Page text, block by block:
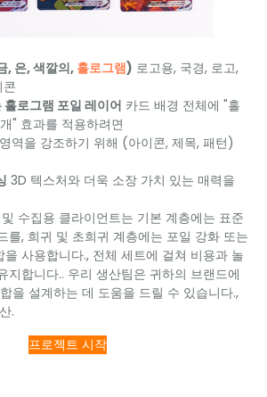
, 은, 색깔의, 홀로그램) 로고용, 국경, 로고,
홀로그램 포일 레이어 카드 배경 전체에 "홀
" 효과를 적용하려면
역을 강조하기 위해 (아이콘, 제목, 패턴)
3D 텍스처와 더욱 소장 가치 있는 매력을
수집용 클라이언트는 기본 계층에는 표준
를, 희귀 및 초희귀 계층에는 포일 강화 또는
사용합니다., 전체 세트에 걸쳐 비용과 놀
지합니다.. 우리 생산팀은 귀하의 브랜드에
을 설계하는 데 도움을 드릴 수 있습니다.,
.
프로젝트 시작